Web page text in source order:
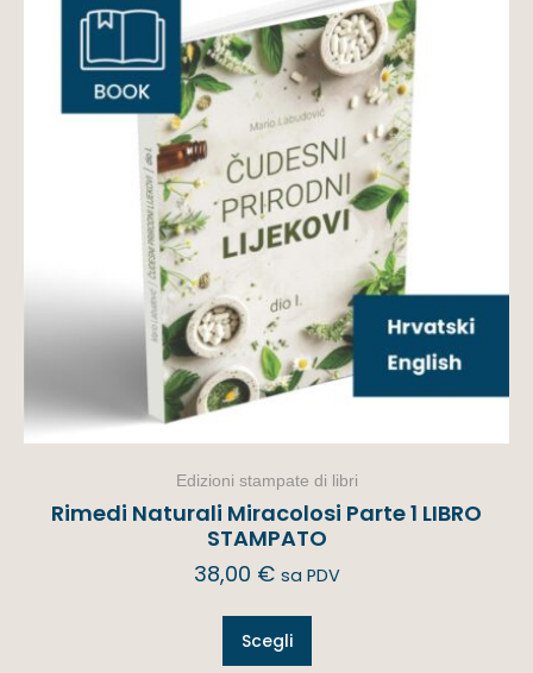
Edizioni stampate di libri
Rimedi Naturali Miracolosi Parte 1 LIBRO
STAMPATO
38,00 € sa PDV
Scegli